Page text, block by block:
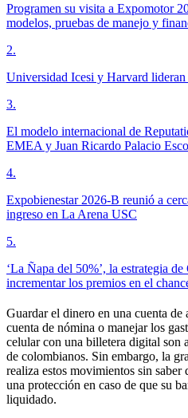
Programen su visita a Expomotor
modelos, pruebas de manejo y
2.
Universidad Icesi y Harvard
3.
El modelo internacional de
EMEA y Juan Ricardo Palacio
4.
Expobienestar 2026-B reunió a
ingreso en La Arena USC
5.
‘La Ñapa del 50%’, la estrategia
incrementar los premios en el
Guardar el dinero en una cuenta
cuenta de nómina o manejar los
celular con una billetera digital son
de colombianos. Sin embargo, la
realiza estos movimientos sin saber
una protección en caso de que su
liquidado.